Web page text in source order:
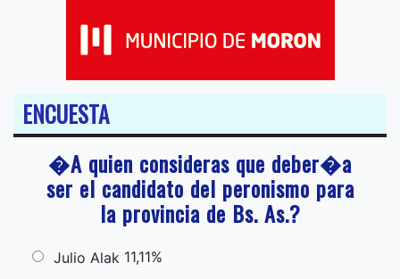
ENCUESTA
�A quien consideras que deber�a
ser el candidato del peronismo para
la provincia de Bs. As.?
Julio Alak 11,11%